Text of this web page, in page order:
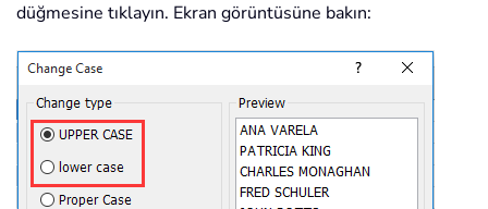
düğmesine tıklayın. Ekran görüntüsüne bakın: